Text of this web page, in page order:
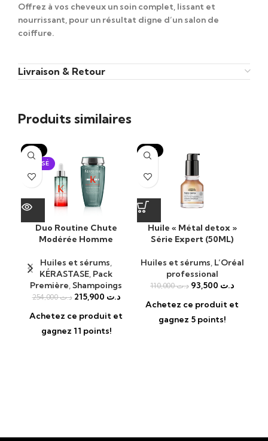
Offrez à vos cheveux un soin complet, lissant et
nourrissant, pour un résultat digne d’un salon de
coiffure.
Livraison & Retour
Produits similaires
-15%
ÉPUISÉ
Duo Routine Chute
Modérée Homme
Huiles et sérums,
KÉRASTASE, Pack
Première,Shampoings
د.ت254,000 د.ت
Achetez ce produit et
gagnez 11 points!
-15%
Huile « Métal detox »
Série Expert (50ML)
Huiles et sérums, L’Oréal
professional
د.ت110,000 د.ت
Achetez ce produit et
gagnez 5 points!